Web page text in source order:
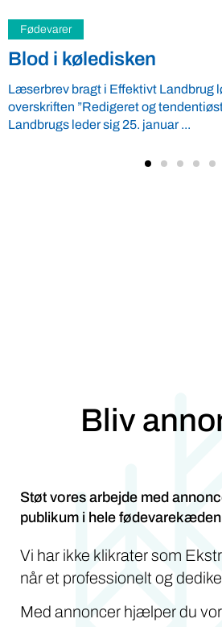
Landbrug
Resistent ukrudt – hvad
Landbruget står overfor en kæmpe
ukrudt – hvad gør vi ved det? Kom
Bliv
publikum i hele
når et professionelt og
formål, og du når et